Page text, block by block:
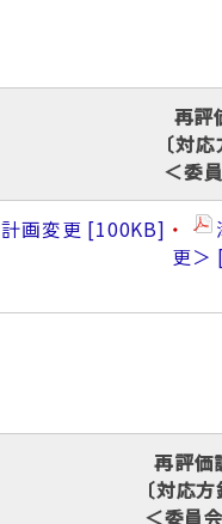
再評
〔対
＜委
計画変更 100KB ・
更＞
再評価
〔対応
＜委員